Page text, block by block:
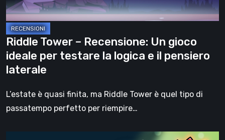
per
testare
la
logica
e
il
pensiero
laterale
Riddle Tower – Recensione: Un gioco
ideale per testare la logica e il pensiero
laterale
L’estate è quasi finita, ma Riddle Tower è quel tipo di
passatempo perfetto per riempire…